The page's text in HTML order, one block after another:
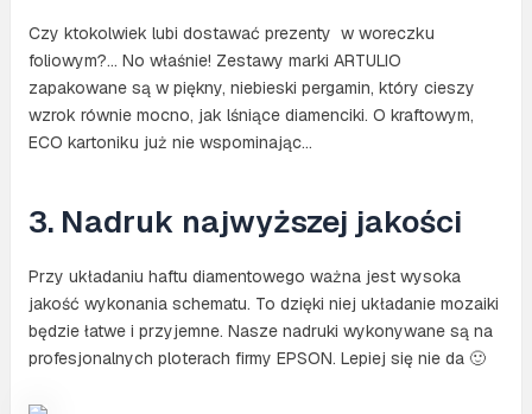
Czy ktokolwiek lubi dostawać prezenty w woreczku
foliowym?… No właśnie! Zestawy marki ARTULIO
zapakowane są w piękny, niebieski pergamin, który cieszy
wzrok równie mocno, jak lśniące diamenciki. O kraftowym,
ECO kartoniku już nie wspominając…
3. Nadruk najwyższej jakości
Przy układaniu haftu diamentowego ważna jest wysoka
jakość wykonania schematu. To dzięki niej układanie mozaiki
będzie łatwe i przyjemne. Nasze nadruki wykonywane są na
profesjonalnych ploterach firmy EPSON. Lepiej się nie da 🙂